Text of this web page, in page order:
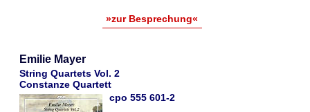
»zur Besprechung«
Emilie Mayer
String Quartets Vol. 2
Constanze Quartett
cpo 555 601-2